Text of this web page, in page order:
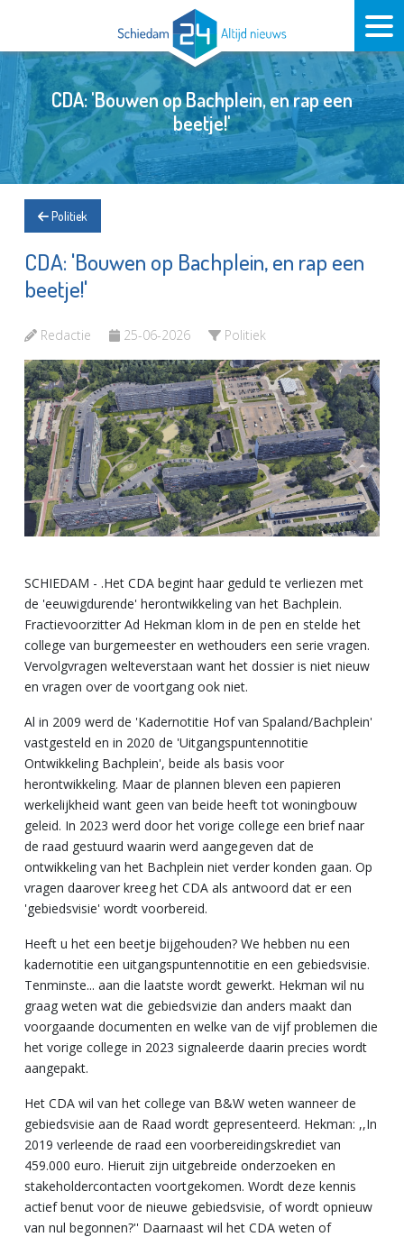
CDA: 'Bouwen op Bachplein, en rap een
beetje!'
Politiek
CDA: 'Bouwen op Bachplein, en rap een
beetje!'
Redactie 25-06-2026 Politiek
SCHIEDAM - .Het CDA begint haar geduld te verliezen met
de 'eeuwigdurende' herontwikkeling van het Bachplein.
Fractievoorzitter Ad Hekman klom in de pen en stelde het
college van burgemeester en wethouders een serie vragen.
Vervolgvragen welteverstaan want het dossier is niet nieuw
en vragen over de voortgang ook niet.
Al in 2009 werd de 'Kadernotitie Hof van Spaland/Bachplein'
vastgesteld en in 2020 de 'Uitgangspuntennotitie
Ontwikkeling Bachplein', beide als basis voor
herontwikkeling. Maar de plannen bleven een papieren
werkelijkheid want geen van beide heeft tot woningbouw
geleid. In 2023 werd door het vorige college een brief naar
de raad gestuurd waarin werd aangegeven dat de
ontwikkeling van het Bachplein niet verder konden gaan. Op
vragen daarover kreeg het CDA als antwoord dat er een
'gebiedsvisie' wordt voorbereid.
Heeft u het een beetje bijgehouden? We hebben nu een
kadernotitie een uitgangspuntennotitie en een gebiedsvisie.
Tenminste... aan die laatste wordt gewerkt. Hekman wil nu
graag weten wat die gebiedsvizie dan anders maakt dan
voorgaande documenten en welke van de vijf problemen die
het vorige college in 2023 signaleerde daarin precies wordt
aangepakt.
Het CDA wil van het college van B&W weten wanneer de
gebiedsvisie aan de Raad wordt gepresenteerd. Hekman: ,,In
2019 verleende de raad een voorbereidingskrediet van
459.000 euro. Hieruit zijn uitgebreide onderzoeken en
stakeholdercontacten voortgekomen. Wordt deze kennis
actief benut voor de nieuwe gebiedsvisie, of wordt opnieuw
van nul begonnen?'' Daarnaast wil het CDA weten of